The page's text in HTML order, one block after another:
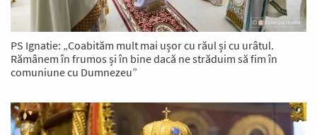
PS Ignatie: „Coabităm mult mai ușor cu răul și cu urâtul.
Rămânem în frumos și în bine dacă ne străduim să fim în
comuniune cu Dumnezeu”